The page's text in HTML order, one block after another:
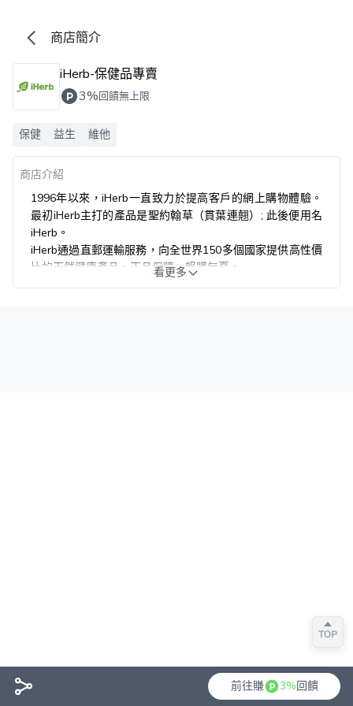
商店簡介
iHerb-保健品專賣
3%回饋無上限
保健 益生 維他
商店介紹
1996年以來，iHerb一直致力於提高客戶的網上購物體驗。
最初iHerb主打的產品是聖約翰草（貫葉連翹）; 此後便用名
iHerb。
iHerb通過直郵運輸服務，向全世界150多個國家提供高性價
比的天然健康產品，正品保障，暢購無憂。
看更多
前往賺 3%回饋